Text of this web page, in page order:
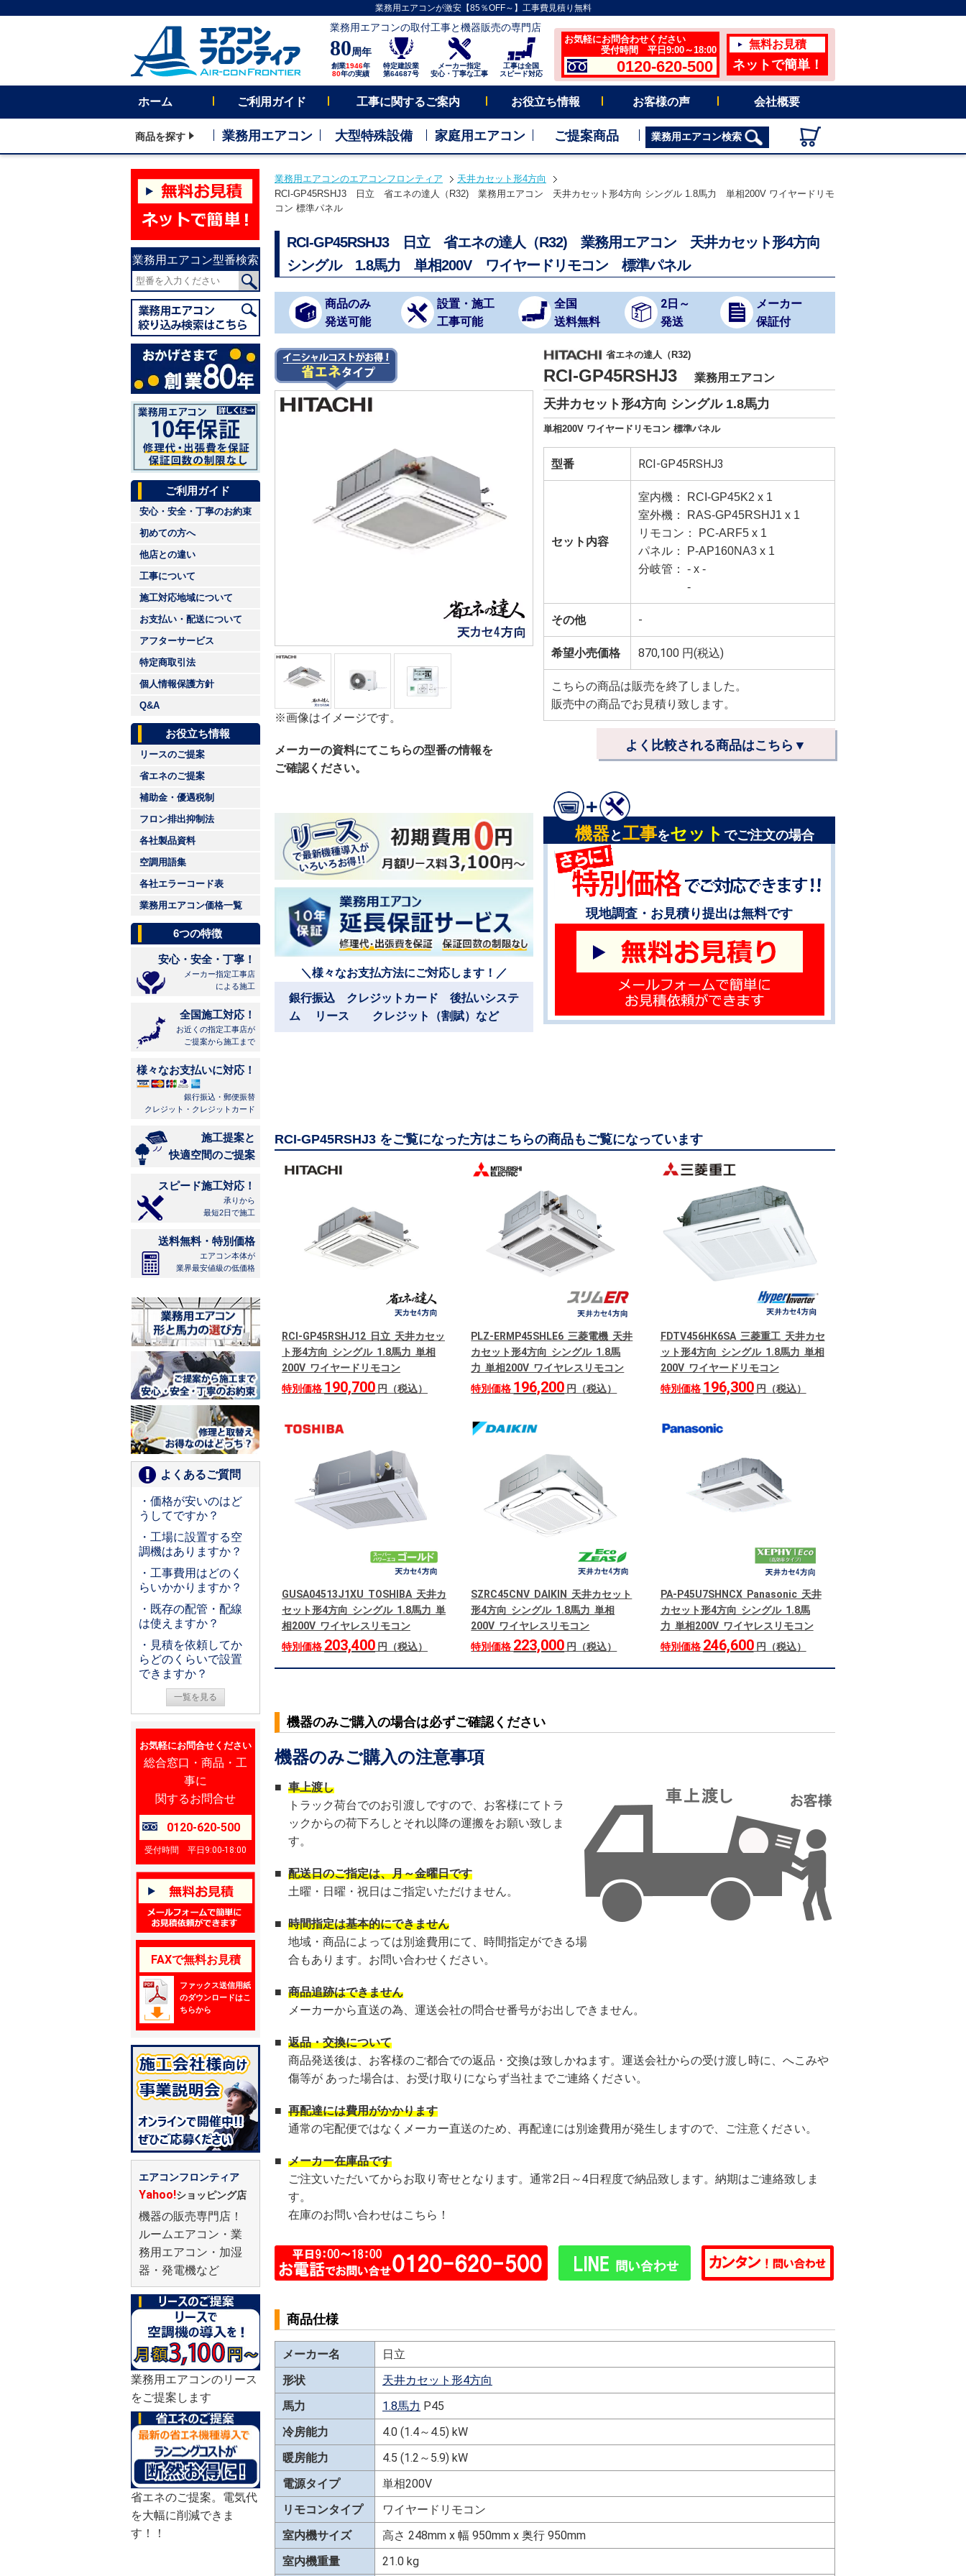
業務用エアコンが激安【85％OFF～】工事費見積り無料
業務用エアコンの取付工事と機器販売の専門店
80周年
創業1946年
80年の実績
特定建設業
第64687号
メーカー指定
安心・丁寧な工事
工事は全国
スピード対応
お気軽にお問合わせください
受付時間 平日9:00～18:00
0120-620-500
無料お見積
ネットで簡単！
ホーム ご利用ガイド 工事に関するご案内 お役立ち情報 お客様の声 会社概要
商品を探す 業務用エアコン 大型特殊設備 家庭用エアコン ご提案商品 業務用エアコン検索
業務用エアコン型番検索
ご利用ガイド
安心・安全・丁寧のお約束
初めての方へ
他店との違い
工事について
施工対応地域について
お支払い・配送について
アフターサービス
特定商取引法
個人情報保護方針
Q&A
お役立ち情報
リースのご提案
省エネのご提案
補助金・優遇税制
フロン排出抑制法
各社製品資料
空調用語集
各社エラーコード表
業務用エアコン価格一覧
6つの特徴
安心・安全・丁寧！
メーカー指定工事店
による施工
全国施工対応！
お近くの指定工事店が
ご提案から施工まで
様々なお支払いに対応！
銀行振込・郵便振替
クレジット・クレジットカード
施工提案と
快適空間のご提案
スピード施工対応！
承りから
最短2日で施工
送料無料・特別価格
エアコン本体が
業界最安値級の低価格
よくあるご質問
・価格が安いのはど
うしてですか？
・工場に設置する空
調機はありますか？
・工事費用はどのく
らいかかりますか？
・既存の配管・配線
は使えますか？
・見積を依頼してか
らどのくらいで設置
できますか？
一覧を見る
お気軽にお問合せください
総合窓口・商品・工
事に
関するお問合せ
0120-620-500
受付時間 平日9:00-18:00
FAXで無料お見積
ファックス送信用紙
のダウンロードはこ
ちらから
エアコンフロンティア
Yahoo!ショッピング店
機器の販売専門店！
ルームエアコン・業
務用エアコン・加湿
器・発電機など
業務用エアコンのリース
をご提案します
省エネのご提案。電気代
を大幅に削減できま
す！！
業務用エアコンのエアコンフロンティア
天井カセット形4方向
RCI-GP45RSHJ3 日立 省エネの達人（R32) 業務用エアコン 天井カセット形4方向 シングル 1.8馬力 単相200V ワイヤードリモ
コン 標準パネル
RCI-GP45RSHJ3 日立 省エネの達人（R32) 業務用エアコン 天井カセット形4方向
シングル 1.8馬力 単相200V ワイヤードリモコン 標準パネル
商品のみ
発送可能
設置・施工
工事可能
全国
送料無料
2日～
発送
メーカー
保証付
※画像はイメージです。
メーカーの資料にてこちらの型番の情報を
ご確認ください。
省エネの達人（R32)
RCI-GP45RSHJ3 業務用エアコン
天井カセット形4方向 シングル 1.8馬力
単相200V ワイヤードリモコン 標準パネル
型番 RCI-GP45RSHJ3
セット内容
室内機： RCI-GP45K2 x 1
室外機： RAS-GP45RSHJ1 x 1
リモコン： PC-ARF5 x 1
パネル： P-AP160NA3 x 1
分岐管： - x -
-
その他 -
希望小売価格 870,100 円(税込)
こちらの商品は販売を終了しました。
販売中の商品でお見積り致します。
よく比較される商品はこちら▼
＼様々なお支払方法にご対応します！／
銀行振込 クレジットカード 後払いシステ
ム リース クレジット（割賦）など
機器と工事をセット でご注文の場合
現地調査・お見積り提出は無料です
RCI-GP45RSHJ3 をご覧になった方はこちらの商品もご覧になっています
RCI-GP45RSHJ12 日立 天井カセッ
ト形4方向 シングル 1.8馬力 単相
200V ワイヤードリモコン
特別価格 190,700 円（税込）
PLZ-ERMP45SHLE6 三菱電機 天井
カセット形4方向 シングル 1.8馬
力 単相200V ワイヤレスリモコン
特別価格 196,200 円（税込）
FDTV456HK6SA 三菱重工 天井カセ
ット形4方向 シングル 1.8馬力 単相
200V ワイヤードリモコン
特別価格 196,300円（税込）
GUSA04513J1XU TOSHIBA 天井カ
セット形4方向 シングル 1.8馬力 単
相200V ワイヤレスリモコン
特別価格 203,400 円（税込）
SZRC45CNV DAIKIN 天井カセット
形4方向 シングル 1.8馬力 単相
200V ワイヤレスリモコン
特別価格 223,000 円（税込）
PA-P45U7SHNCX Panasonic 天井
カセット形4方向 シングル 1.8馬
力 単相200V ワイヤレスリモコン
特別価格 246,600円（税込）
機器のみご購入の場合は必ずご確認ください
機器のみご購入の注意事項
■ 車上渡し
トラック荷台でのお引渡しですので、お客様にてトラ
ックからの荷下ろしとそれ以降の運搬をお願い致しま
す。
■ 配送日のご指定は、月～金曜日です
土曜・日曜・祝日はご指定いただけません。
■ 時間指定は基本的にできません
地域・商品によっては別途費用にて、時間指定ができる場
合もあります。お問い合わせください。
■ 商品追跡はできません
メーカーから直送の為、運送会社の問合せ番号がお出しできません。
■ 返品・交換について
商品発送後は、お客様のご都合での返品・交換は致しかねます。運送会社からの受け渡し時に、へこみや
傷等が あった場合は、お受け取りにならず当社までご連絡ください。
■ 再配達には費用がかかります
通常の宅配便ではなくメーカー直送のため、再配達には別途費用が発生しますので、ご注意ください。
■ メーカー在庫品です
ご注文いただいてからお取り寄せとなります。通常2日～4日程度で納品致します。納期はご連絡致しま
す。
在庫のお問い合わせはこちら！
商品仕様
メーカー名
日立
形状
天井カセット形4方向
馬力
1.8馬力 P45
冷房能力
4.0 (1.4～4.5) kW
暖房能力
4.5 (1.2～5.9) kW
電源タイプ
単相200V
リモコンタイプ
ワイヤードリモコン
室内機サイズ
高さ 248mm x 幅 950mm x 奥行 950mm
室内機重量
21.0 kg